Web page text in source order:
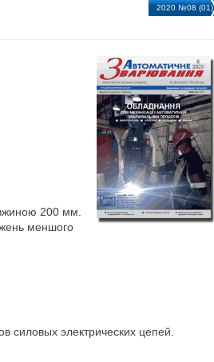
2020 №08 (01)
200 мм.
меншого
электрических цепей.